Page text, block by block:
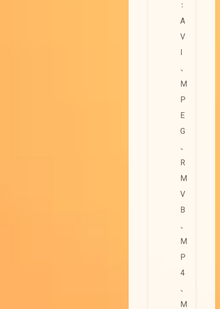
：
A
V
I
、
M
P
E
G
、
R
M
V
B
、
M
P
4
、
M